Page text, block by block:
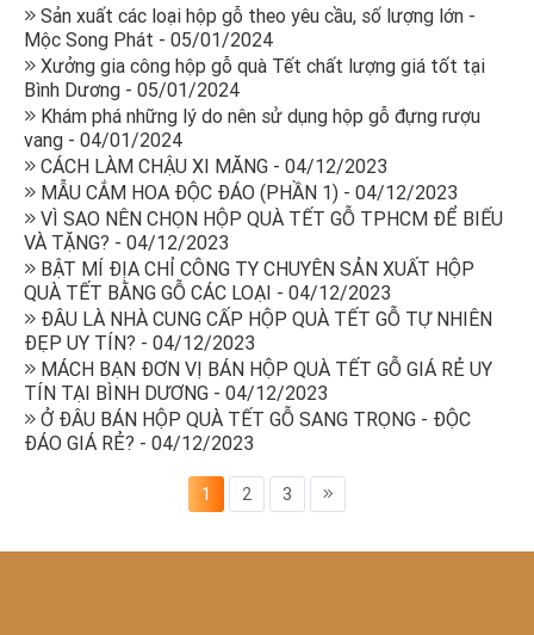
Sản xuất các loại hộp gỗ theo yêu cầu, số lượng lớn -
Mộc Song Phát - 05/01/2024
Xưởng gia công hộp gỗ quà Tết chất lượng giá tốt tại
Bình Dương - 05/01/2024
Khám phá những lý do nên sử dụng hộp gỗ đựng rượu
vang - 04/01/2024
CÁCH LÀM CHẬU XI MĂNG - 04/12/2023
MẪU CẮM HOA ĐỘC ĐÁO (PHẦN 1) - 04/12/2023
VÌ SAO NÊN CHỌN HỘP QUÀ TẾT GỖ TPHCM ĐỂ BIẾU
VÀ TẶNG? - 04/12/2023
BẬT MÍ ĐỊA CHỈ CÔNG TY CHUYÊN SẢN XUẤT HỘP
QUÀ TẾT BẰNG GỖ CÁC LOẠI - 04/12/2023
ĐÂU LÀ NHÀ CUNG CẤP HỘP QUÀ TẾT GỖ TỰ NHIÊN
ĐẸP UY TÍN? - 04/12/2023
MÁCH BẠN ĐƠN VỊ BÁN HỘP QUÀ TẾT GỖ GIÁ RẺ UY
TÍN TẠI BÌNH DƯƠNG - 04/12/2023
Ở ĐÂU BÁN HỘP QUÀ TẾT GỖ SANG TRỌNG - ĐỘC
ĐÁO GIÁ RẺ? - 04/12/2023
1 2 3